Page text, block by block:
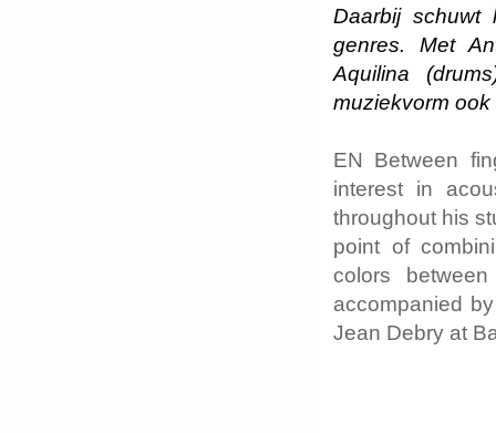
Daarbij schuwt
genres. Met
Aquilina
muziekvorm
EN Between
interest in
throughout his
point of
colors
accompanied
Jean Debry at